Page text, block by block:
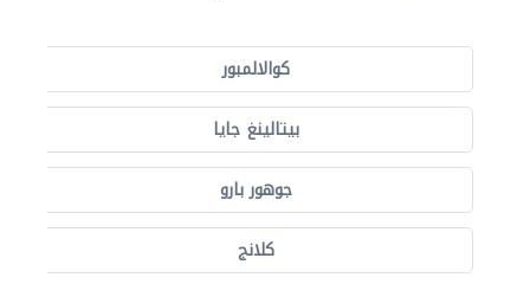
كوالالمبور
بيتالينغ جايا
جوهور بارو
كلانج